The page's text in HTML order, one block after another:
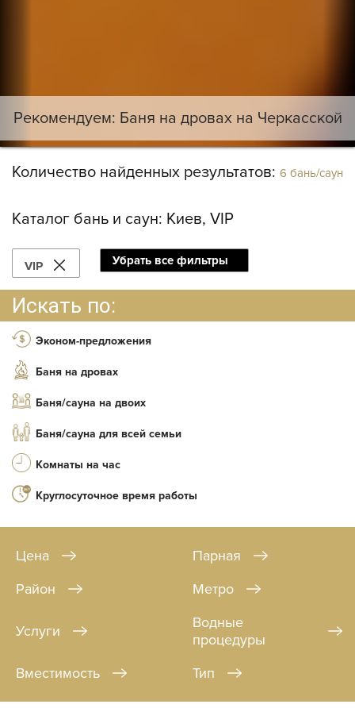
Рекомендуем: Баня на дровах на Черкасской
Количество найденных результатов: 6 бань/саун
Каталог бань и саун: Киев, VIP
VIP Убрать все фильтры
Искать по:
Эконом-предложения
Баня на дровах
Баня/сауна на двоих
Баня/сауна для всей семьи
Комнаты на час
Круглосуточное время работы
Цена
Парная
Район
Метро
Услуги
Водные
процедуры
Вместимость
Тип